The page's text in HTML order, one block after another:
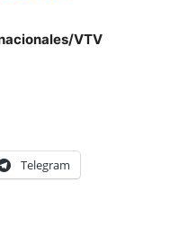
VTV
Telegram